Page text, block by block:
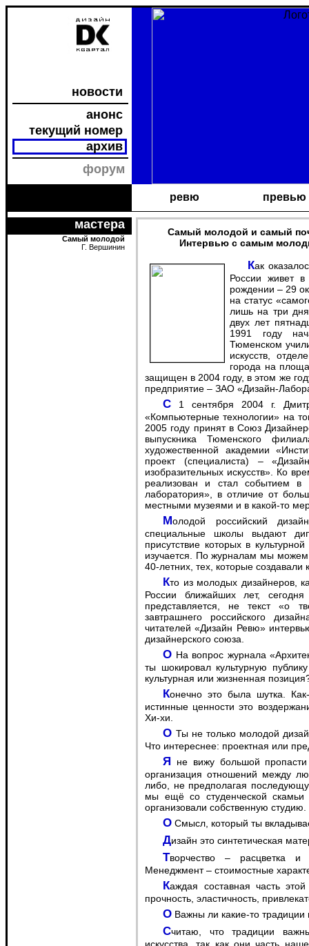
новости
анонс
текущий номер
архив
форум
ревю превью
мастера
Самый молодой
Г. Вершинин
Самый молодой и самый
Интервью с самым
Как оказалось, самый молодой дизайнер Союза Дизайнеров
России живет
рождении – 29
на статус
лишь на три
двух лет
1991 году
Тюменском
искусств,
города на
защищен в 2004 году, в этом же
предприятие – ЗАО «Дизайн-
С 1 сентября 2004 г. Дмитрий начал преподавать в колледже искусств
«Компьютерные технологии» на
2005 году принят в Союз
выпускника Тюменского
художественной академии
проект (специалиста) –
изобразительных искусств». Ко
реализован и стал событием в
лаборатория», в отличие от
местными музеями и в какой-то
Молодой российский дизайн по большей части неизвестен. Ежегодно
специальные школы выдают
присутствие которых в
изучается. По журналам мы можем
40-летних, тех, которые
Кто из молодых дизайнеров, какие из тенденций определят проектный пейзаж
России ближайших лет,
представляется, не текст «о
завтрашнего российского
читателей «Дизайн Ревю»
дизайнерского союза.
O На вопрос журнала «Архитектура &Design мегаполиса» о вечных ценностях
ты шокировал культурную
культурная или жизненная
Конечно это была шутка. Как-то стыдно было признаваться в том, что мои
истинные ценности это
Хи-хи.
O Ты не только молодой дизайнер, но и организатор проектного предприятия.
Что интереснее: проектная или
Я не вижу большой пропасти между проектом и коммерцией, ведь всё это
организация отношений между
либо, не предполагая
мы ещё со студенческой скамьи
организовали собственную студию.
O Смысл, который ты
Дизайн это синтетическая
Творчество – расцветка и рисунок ткани; Психология – её фактура;
Менеджмент – стоимостные
Каждая составная часть этой ткани важна и без неё может быть утрачена
прочность, эластичность,
O Важны ли какие-то
Считаю, что традиции важны и не менее, чем традиции классического